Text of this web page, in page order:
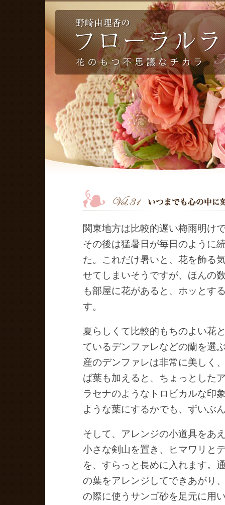
関東地方は比較的遅い梅雨明け
その後は猛暑日が毎日のように
た。これだけ暑いと、花を飾る
せてしまいそうですが、ほんの
も部屋に花があると、ホッとす
す。
夏らしくて比較的もちのよい花
ているデンファレなどの蘭を選
産のデンファレは非常に美しく
ば葉も加えると、ちょっとした
ラセナのようなトロピカルな印
ような葉にするかでも、ずいぶ
そして、アレンジの小道具をあ
小さな剣山を置き、ヒマワリと
を、すらっと長めに入れます。
の葉をアレンジしてできあがり
の際に使うサンゴ砂を足元に用